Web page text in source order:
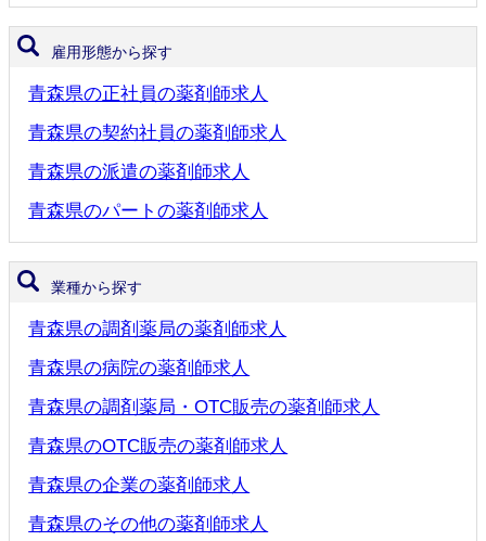
雇用形態から探す
青森県の正社員の薬剤師求人
青森県の契約社員の薬剤師求人
青森県の派遣の薬剤師求人
青森県のパートの薬剤師求人
業種から探す
青森県の調剤薬局の薬剤師求人
青森県の病院の薬剤師求人
青森県の調剤薬局・OTC販売の薬剤師求人
青森県のOTC販売の薬剤師求人
青森県の企業の薬剤師求人
青森県のその他の薬剤師求人